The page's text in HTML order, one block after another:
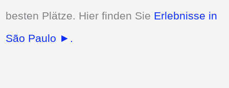
besten Plätze. Hier finden Sie Erlebnisse in
São Paulo ►.